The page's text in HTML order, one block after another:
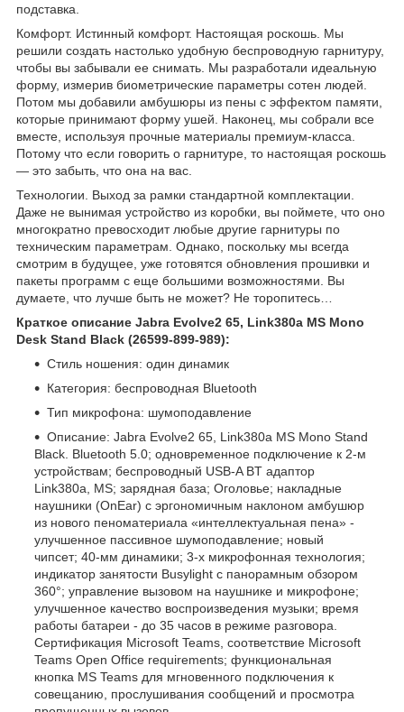
подставка.
Комфорт. Истинный комфорт. Настоящая роскошь. Мы
решили создать настолько удобную беспроводную гарнитуру,
чтобы вы забывали ее снимать. Мы разработали идеальную
форму, измерив биометрические параметры сотен людей.
Потом мы добавили амбушюры из пены с эффектом памяти,
которые принимают форму ушей. Наконец, мы собрали все
вместе, используя прочные материалы премиум-класса.
Потому что если говорить о гарнитуре, то настоящая роскошь
— это забыть, что она на вас.
Технологии. Выход за рамки стандартной комплектации.
Даже не вынимая устройство из коробки, вы поймете, что оно
многократно превосходит любые другие гарнитуры по
техническим параметрам. Однако, поскольку мы всегда
смотрим в будущее, уже готовятся обновления прошивки и
пакеты программ с еще большими возможностями. Вы
думаете, что лучше быть не может? Не торопитесь…
Краткое описание Jabra Evolve2 65, Link380a MS Mono
Desk Stand Black (26599-899-989):
Стиль ношения: один динамик
Категория: беспроводная Bluetooth
Тип микрофона: шумоподавление
Описание: Jabra Evolve2 65, Link380a MS Mono Stand
Black. Bluetooth 5.0; одновременное подключение к 2-м
устройствам; беспроводный USB-A BT адаптор
Link380a, MS; зарядная база; Оголовье; накладные
наушники (OnEar) c эргономичным наклоном амбушюр
из нового пеноматериала «интеллектуальная пена» -
улучшенное пассивное шумоподавление; новый
чипсет; 40-мм динамики; 3-х микрофонная технология;
индикатор занятости Busylight с панорамным обзором
360°; управление вызовом на наушнике и микрофоне;
улучшенное качество воспроизведения музыки; время
работы батареи - до 35 часов в режиме разговора.
Сертификация Microsoft Teams, соответствие Microsoft
Teams Open Office requirements; функциональная
кнопка MS Teams для мгновенного подключения к
совещанию, прослушивания сообщений и просмотра